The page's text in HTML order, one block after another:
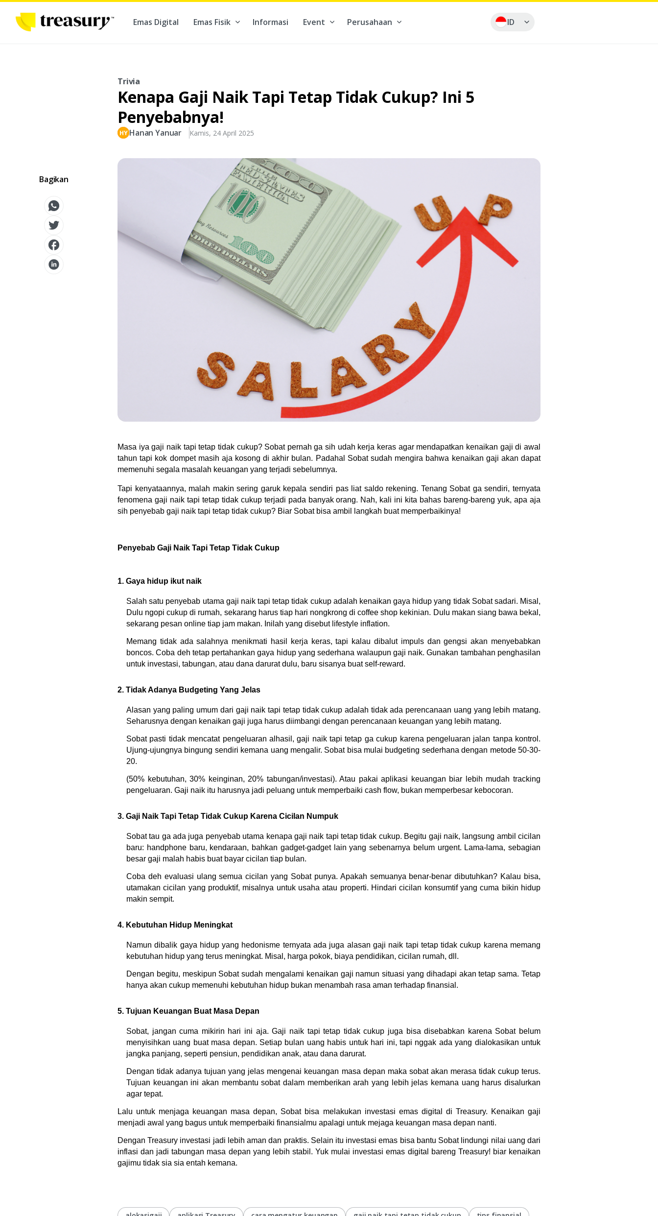
Emas Digital Emas Fisik Informasi Event Perusahaan ID
Bagikan
Trivia
Kenapa Gaji Naik Tapi Tetap Tidak Cukup? Ini 5
Penyebabnya!
Hanan Yanuar Kamis, 24 April 2025
Masa iya gaji naik tapi tetap tidak cukup? Sobat pernah ga sih udah kerja keras agar mendapatkan kenaikan gaji di awal
tahun tapi kok dompet masih aja kosong di akhir bulan. Padahal Sobat sudah mengira bahwa kenaikan gaji akan dapat
memenuhi segala masalah keuangan yang terjadi sebelumnya.
Tapi kenyataannya, malah makin sering garuk kepala sendiri pas liat saldo rekening. Tenang Sobat ga sendiri, ternyata
fenomena gaji naik tapi tetap tidak cukup terjadi pada banyak orang. Nah, kali ini kita bahas bareng-bareng yuk, apa aja
sih penyebab gaji naik tapi tetap tidak cukup? Biar Sobat bisa ambil langkah buat memperbaikinya!
Penyebab Gaji Naik Tapi Tetap Tidak Cukup
1. Gaya hidup ikut naik
Salah satu penyebab utama gaji naik tapi tetap tidak cukup adalah kenaikan gaya hidup yang tidak Sobat sadari. Misal,
Dulu ngopi cukup di rumah, sekarang harus tiap hari nongkrong di coffee shop kekinian. Dulu makan siang bawa bekal,
sekarang pesan online tiap jam makan. Inilah yang disebut lifestyle inflation.
Memang tidak ada salahnya menikmati hasil kerja keras, tapi kalau dibalut impuls dan gengsi akan menyebabkan
boncos. Coba deh tetap pertahankan gaya hidup yang sederhana walaupun gaji naik. Gunakan tambahan penghasilan
untuk investasi, tabungan, atau dana darurat dulu, baru sisanya buat self-reward.
2. Tidak Adanya Budgeting Yang Jelas
Alasan yang paling umum dari gaji naik tapi tetap tidak cukup adalah tidak ada perencanaan uang yang lebih matang.
Seharusnya dengan kenaikan gaji juga harus diimbangi dengan perencanaan keuangan yang lebih matang.
Sobat pasti tidak mencatat pengeluaran alhasil, gaji naik tapi tetap ga cukup karena pengeluaran jalan tanpa kontrol.
Ujung-ujungnya bingung sendiri kemana uang mengalir. Sobat bisa mulai budgeting sederhana dengan metode 50-30-
20.
(50% kebutuhan, 30% keinginan, 20% tabungan/investasi). Atau pakai aplikasi keuangan biar lebih mudah tracking
pengeluaran. Gaji naik itu harusnya jadi peluang untuk memperbaiki cash flow, bukan memperbesar kebocoran.
3. Gaji Naik Tapi Tetap Tidak Cukup Karena Cicilan Numpuk
Sobat tau ga ada juga penyebab utama kenapa gaji naik tapi tetap tidak cukup. Begitu gaji naik, langsung ambil cicilan
baru: handphone baru, kendaraan, bahkan gadget-gadget lain yang sebenarnya belum urgent. Lama-lama, sebagian
besar gaji malah habis buat bayar cicilan tiap bulan.
Coba deh evaluasi ulang semua cicilan yang Sobat punya. Apakah semuanya benar-benar dibutuhkan? Kalau bisa,
utamakan cicilan yang produktif, misalnya untuk usaha atau properti. Hindari cicilan konsumtif yang cuma bikin hidup
makin sempit.
4. Kebutuhan Hidup Meningkat
Namun dibalik gaya hidup yang hedonisme ternyata ada juga alasan gaji naik tapi tetap tidak cukup karena memang
kebutuhan hidup yang terus meningkat. Misal, harga pokok, biaya pendidikan, cicilan rumah, dll.
Dengan begitu, meskipun Sobat sudah mengalami kenaikan gaji namun situasi yang dihadapi akan tetap sama. Tetap
hanya akan cukup memenuhi kebutuhan hidup bukan menambah rasa aman terhadap finansial.
5. Tujuan Keuangan Buat Masa Depan
Sobat, jangan cuma mikirin hari ini aja. Gaji naik tapi tetap tidak cukup juga bisa disebabkan karena Sobat belum
menyisihkan uang buat masa depan. Setiap bulan uang habis untuk hari ini, tapi nggak ada yang dialokasikan untuk
jangka panjang, seperti pensiun, pendidikan anak, atau dana darurat.
Dengan tidak adanya tujuan yang jelas mengenai keuangan masa depan maka sobat akan merasa tidak cukup terus.
Tujuan keuangan ini akan membantu sobat dalam memberikan arah yang lebih jelas kemana uang harus disalurkan
agar tepat.
Lalu untuk menjaga keuangan masa depan, Sobat bisa melakukan investasi emas digital di Treasury. Kenaikan gaji
menjadi awal yang bagus untuk memperbaiki finansialmu apalagi untuk mejaga keuangan masa depan nanti.
Dengan Treasury investasi jadi lebih aman dan praktis. Selain itu investasi emas bisa bantu Sobat lindungi nilai uang dari
inflasi dan jadi tabungan masa depan yang lebih stabil. Yuk mulai investasi emas digital bareng Treasury! biar kenaikan
gajimu tidak sia sia entah kemana.